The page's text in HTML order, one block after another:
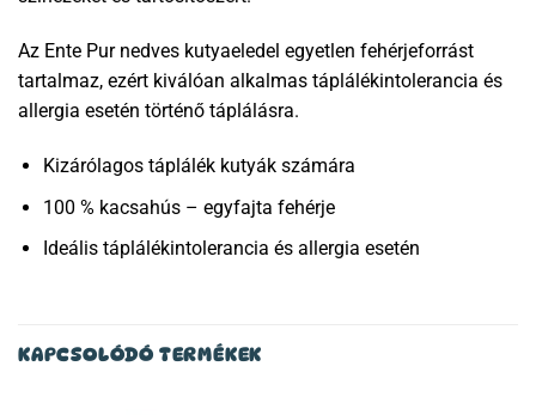
Az Ente Pur nedves kutyaeledel egyetlen fehérjeforrást
tartalmaz, ezért kiválóan alkalmas táplálékintolerancia és
allergia esetén történő táplálásra.
Kizárólagos táplálék kutyák számára
100 % kacsahús – egyfajta fehérje
Ideális táplálékintolerancia és allergia esetén
KAPCSOLÓDÓ TERMÉKEK